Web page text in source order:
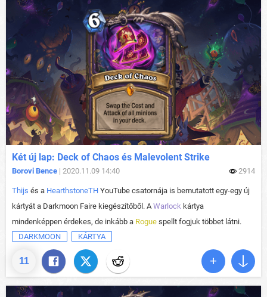
11
Két új lap: Deck of Chaos és Malevolent Strike
Borovi Bence | 2020.11.09 14:40 2914
Thijs és a HearthstoneTH YouTube csatornája is bemutatott egy-egy új
kártyát a Darkmoon Faire kiegészítőből. AWarlock kártya
mindenképpen érdekes, de inkább a Rogue spellt fogjuk többet látni.
DARKMOON
KÁRTYA